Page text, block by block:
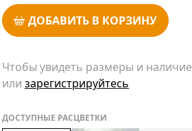
ДОБАВИТЬ В КОРЗИНУ
Чтобы увидеть размеры и наличие
или зарегистрируйтесь
ДОСТУПНЫЕ РАСЦВЕТКИ